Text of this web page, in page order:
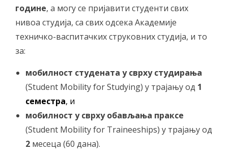
године, а могу се пријавити студенти свих
нивоа студија, са свих одсека Академије
техничко-васпитачких струковних студија, и то
за:
мобилност студената у сврху студирања
(Student Mobility for Studying) у трајању од 1
семестра, и
мобилност у сврху обављања праксе
(Student Mobility for Traineeships) у трајању од
2 месеца (60 дана).